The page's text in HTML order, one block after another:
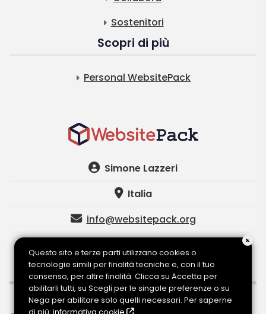
Sostenitori
Scopri di più
Personal WebsitePack
Simone Lazzeri
Italia
info@websitepack.org
WebsitePackè un progetto di Lazzeri Simone - P.I:
Questo sito e terze parti utilizzano cookies o
tecnologie simili per finalità tecniche e, con il tuo
consenso, per altre finalità. Clicca su Accetta per
abilitarli tutti, su Scegli per le singole preferenze o su
Nega per abilitare solo quelli necessari. Per saperne
di più: informativa cookie